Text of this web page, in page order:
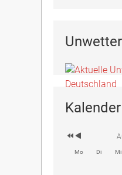
Kalender
Mo Di Mi